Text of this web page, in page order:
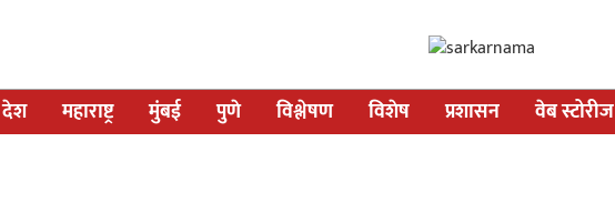
देश महाराष्ट्र मुंबई पुणे विश्लेषण विशेष प्रशासन वेब स्टोरीज